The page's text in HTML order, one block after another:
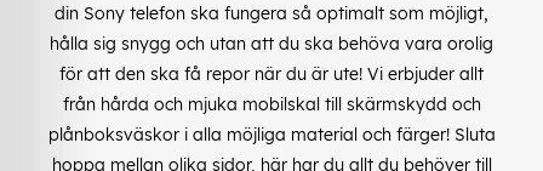
din Sony telefon ska fungera så optimalt som möjligt,
hålla sig snygg och utan att du ska behöva vara orolig
för att den ska få repor när du är ute! Vi erbjuder allt
från hårda och mjuka mobilskal till skärmskydd och
plånboksväskor i alla möjliga material och färger! Sluta
hoppa mellan olika sidor, här har du allt du behöver till